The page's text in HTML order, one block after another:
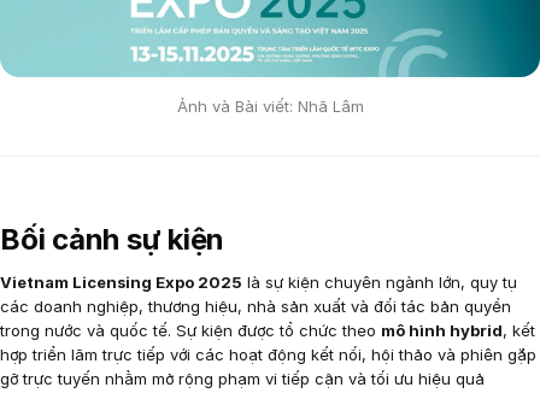
Ảnh và Bài viết: Nhã Lâm
Bối cảnh sự kiện
Vietnam Licensing Expo 2025 là sự kiện chuyên ngành lớn, quy tụ
các doanh nghiệp, thương hiệu, nhà sản xuất và đối tác bản quyền
trong nước và quốc tế. Sự kiện được tổ chức theo mô hình hybrid, kết
hợp triển lãm trực tiếp với các hoạt động kết nối, hội thảo và phiên gặp
gỡ trực tuyến nhằm mở rộng phạm vi tiếp cận và tối ưu hiệu quả